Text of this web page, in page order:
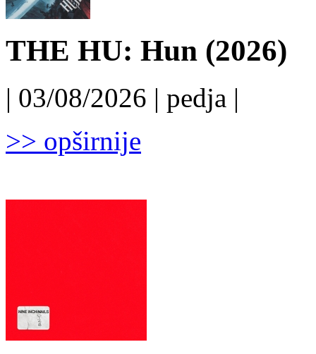
THE HU: Hun (2026)
| 03/08/2026 | pedja |
>> opširnije